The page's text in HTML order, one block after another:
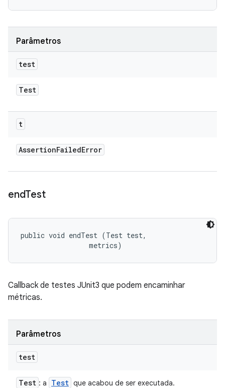
Parâmetros
test
Test
t
AssertionFailedError
endTest
public void endTest (Test test,
metrics)
Callback de testes JUnit3 que podem encaminhar
métricas.
Parâmetros
test
Test : a Test que acabou de ser executada.